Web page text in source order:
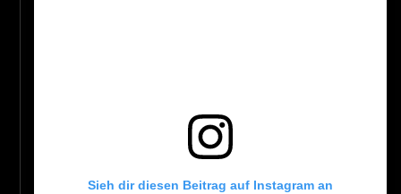
Sieh dir diesen Beitrag auf Instagram an